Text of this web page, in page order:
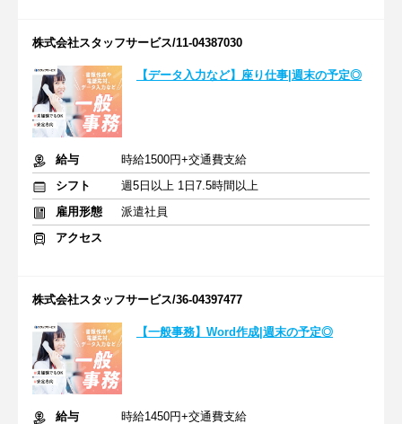
株式会社スタッフサービス/11-04387030
【データ入力など】座り仕事|週末の予定◎
給与
時給1500円+交通費支給
シフト
週5日以上 1日7.5時間以上
雇用形態
派遣社員
アクセス
株式会社スタッフサービス/36-04397477
【一般事務】Word作成|週末の予定◎
給与
時給1450円+交通費支給